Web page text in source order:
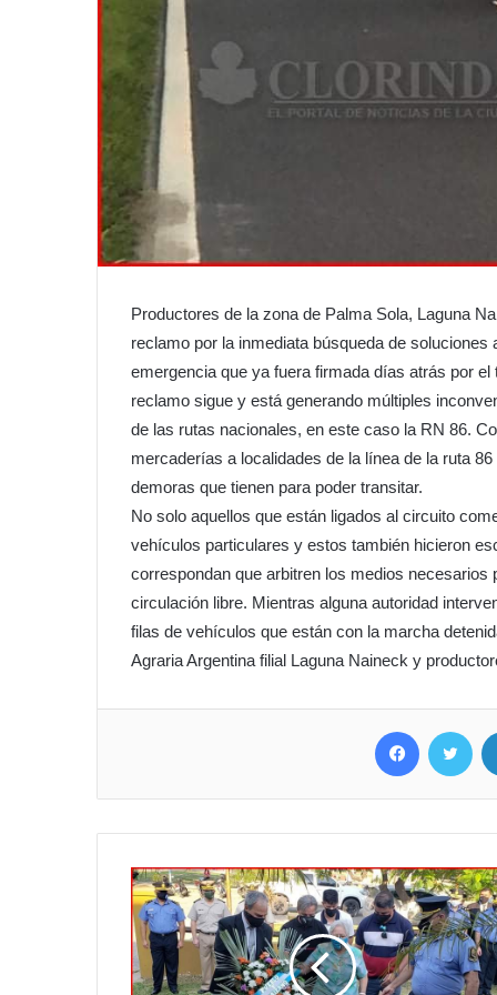
Productores de la zona de Palma Sola, Laguna
reclamo por la inmediata búsqueda de
emergencia que ya fuera firmada días atrás por
reclamo sigue y está generando múltiples
de las rutas nacionales, en este caso la RN 86.
mercaderías a localidades de la línea de la ruta
demoras que tienen para poder transitar.
No solo aquellos que están ligados al circuito
vehículos particulares y estos también hicieron
correspondan que arbitren los medios
circulación libre. Mientras alguna autoridad
filas de vehículos que están con la marcha
Agraria Argentina filial Laguna Naineck y
Facebook